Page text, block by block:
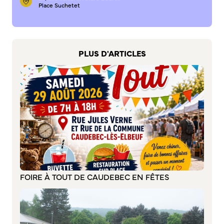
Place Suchetet
PLUS D'ARTICLES
FOIRE À TOUT DE CAUDEBEC EN FÊTES
S’abonner au mail d’information
Journal municipal
La Métropole de Rouen Normandie
Le Département de la Seine-Maritime
La Région Normandie
Culture
Espace Bourvil
Médiathèque Boris Vian
Studio Gainsbourg
Boîtes à lire
Vie associative
Attribution de subventions